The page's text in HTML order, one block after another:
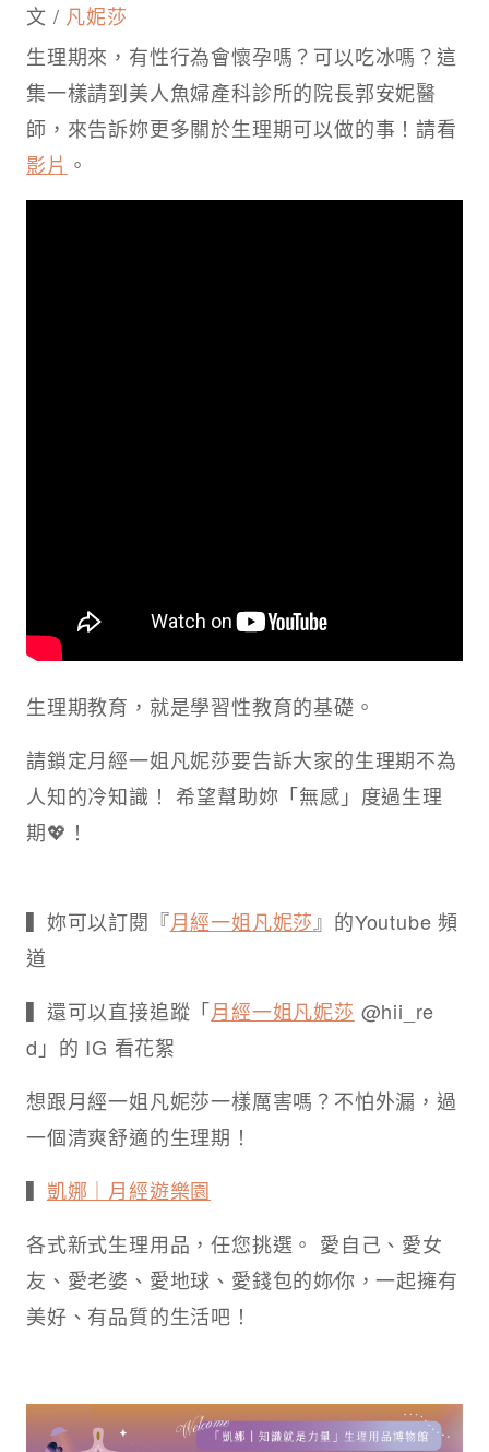
文 / 凡妮莎
生理期來，有性行為會懷孕嗎？可以吃冰嗎？這
集一樣請到美人魚婦產科診所的院長郭安妮醫
師，來告訴妳更多關於生理期可以做的事！請看
影片 。
生理期教育，就是學習性教育的基礎。
請鎖定月經一姐凡妮莎要告訴大家的生理期不為
人知的冷知識！ 希望幫助妳「無感」度過生理
期💖！
▍妳可以訂閱『月經一姐凡妮莎 』的Youtube 頻
道
▍還可以直接追蹤「月經一姐凡妮莎 @hii_re
d」的 IG 看花絮
想跟月經一姐凡妮莎一樣厲害嗎？不怕外漏，過
一個清爽舒適的生理期！
▍ 凱娜｜月經遊樂園
各式新式生理用品，任您挑選。 愛自己、愛女
友、愛老婆、愛地球、愛錢包的妳∕你，一起擁有
美好、有品質的生活吧！